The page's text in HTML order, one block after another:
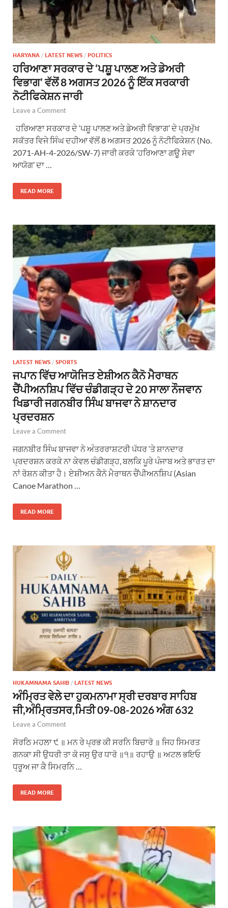
HARYANA / LATEST NEWS / POLITICS
ਹਰਿਆਣਾ ਸਰਕਾਰ ਦੇ ‘ਪਸ਼ੂ ਪਾਲਣ ਅਤੇ ਡੇਅਰੀ
ਵਿਭਾਗ’ ਵੱਲੋਂ 8 ਅਗਸਤ 2026 ਨੂੰ ਇੱਕ ਸਰਕਾਰੀ
ਨੋਟੀਫਿਕੇਸ਼ਨ ਜਾਰੀ
Leave a Comment
ਹਰਿਆਣਾ ਸਰਕਾਰ ਦੇ ‘ਪਸ਼ੂ ਪਾਲਣ ਅਤੇ ਡੇਅਰੀ ਵਿਭਾਗ’ ਦੇ ਪ੍ਰਮੁੱਖ
ਸਕੱਤਰ ਵਿਜੇ ਸਿੰਘ ਦਹੀਆ ਵੱਲੋਂ 8 ਅਗਸਤ 2026 ਨੂੰ ਨੋਟੀਫਿਕੇਸ਼ਨ (No.
2071-AH-4-2026/SW-7) ਜਾਰੀ ਕਰਕੇ ‘ਹਰਿਆਣਾ ਗਊ ਸੇਵਾ
ਆਯੋਗ’ ਦਾ …
READ MORE
LATEST NEWS / SPORTS
ਜਪਾਨ ਵਿੱਚ ਆਯੋਜਿਤ ਏਸ਼ੀਅਨ ਕੈਨੋ ਮੈਰਾਥਨ
ਚੈਂਪੀਅਨਸ਼ਿਪ ਵਿੱਚ ਚੰਡੀਗੜ੍ਹ ਦੇ 20 ਸਾਲਾ ਨੌਜਵਾਨ
ਖਿਡਾਰੀ ਜਗਨਬੀਰ ਸਿੰਘ ਬਾਜਵਾ ਨੇ ਸ਼ਾਨਦਾਰ
ਪ੍ਰਦਰਸ਼ਨ
Leave a Comment
ਜਗਨਬੀਰ ਸਿੰਘ ਬਾਜਵਾ ਨੇ ਅੰਤਰਰਾਸ਼ਟਰੀ ਪੱਧਰ ‘ਤੇ ਸ਼ਾਨਦਾਰ
ਪ੍ਰਦਰਸ਼ਨ ਕਰਕੇ ਨਾ ਕੇਵਲ ਚੰਡੀਗੜ੍ਹ, ਬਲਕਿ ਪੂਰੇ ਪੰਜਾਬ ਅਤੇ ਭਾਰਤ ਦਾ
ਨਾਂ ਰੋਸ਼ਨ ਕੀਤਾ ਹੈ। ਏਸ਼ੀਅਨ ਕੈਨੋ ਮੈਰਾਥਨ ਚੈਂਪੀਅਨਸ਼ਿਪ (Asian
Canoe Marathon …
READ MORE
HUKAMNAMA SAHIB / LATEST NEWS
ਅੰਮ੍ਰਿਤ ਵੇਲੇ ਦਾ ਹੁਕਮਨਾਮਾ ਸ੍ਰੀ ਦਰਬਾਰ ਸਾਹਿਬ
ਜੀ,ਅੰਮ੍ਰਿਤਸਰ,ਮਿਤੀ 09-08-2026 ਅੰਗ 632
Leave a Comment
ਸੋਰਠਿ ਮਹਲਾ ੯ ॥ ਮਨ ਰੇ ਪ੍ਰਭ ਕੀ ਸਰਨਿ ਬਿਚਾਰੋ ॥ ਜਿਹ ਸਿਮਰਤ
ਗਨਕਾ ਸੀ ਉਧਰੀ ਤਾ ਕੋ ਜਸੁ ਉਰ ਧਾਰੋ ॥੧॥ ਰਹਾਉ ॥ ਅਟਲ ਭਇਓ
ਧ੍ਰੂਅ ਜਾ ਕੈ ਸਿਮਰਨਿ …
READ MORE